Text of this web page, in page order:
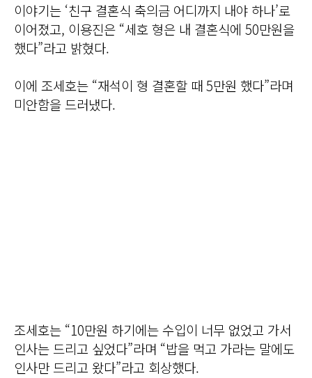
이야기는 ‘친구 결혼식 축의금 어디까지 내야 하나’로
이어졌고, 이용진은 “세호 형은 내 결혼식에 50만원을
했다”라고 밝혔다.
이에 조세호는 “재석이 형 결혼할 때 5만원 했다”라며
미안함을 드러냈다.
조세호는 “10만원 하기에는 수입이 너무 없었고 가서
인사는 드리고 싶었다”라며 “밥을 먹고 가라는 말에도
인사만 드리고 왔다”라고 회상했다.